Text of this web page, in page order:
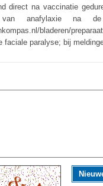
direct na vaccinatie
van anafylaxie na
bladeren/
faciale paralyse; bij